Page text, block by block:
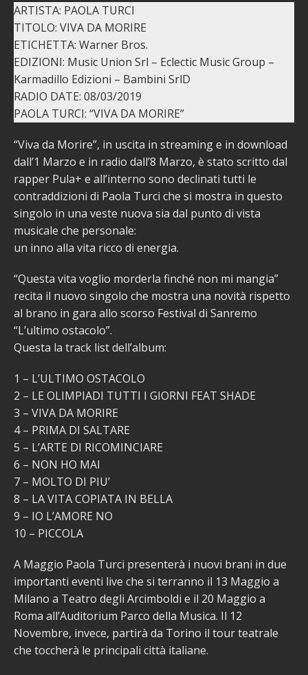
ARTISTA: PAOLA TURCI
TITOLO: VIVA DA MORIRE
ETICHETTA: Warner Bros.
EDIZIONI: Music Union Srl – Eclectic Music Group –
Karmadillo Edizioni – Bambini SrlD
RADIO DATE: 08/03/2019
PAOLA TURCI: “VIVA DA MORIRE”
“Viva da Morire”, in uscita in streaming e in download
dall’1 Marzo e in radio dall’8 Marzo, è stato scritto dal
rapper Pula+ e all’interno sono declinati tutti le
contraddizioni di Paola Turci che si mostra in questo
singolo in una veste nuova sia dal punto di vista
musicale che personale:
un inno alla vita ricco di energia.
“Questa vita voglio morderla finché non mi mangia”
recita il nuovo singolo che mostra una novità rispetto
al brano in gara allo scorso Festival di Sanremo
“L’ultimo ostacolo”.
Questa la track list dell’album:
1 – L’ULTIMO OSTACOLO
2 – LE OLIMPIADI TUTTI I GIORNI FEAT SHADE
3 – VIVA DA MORIRE
4 – PRIMA DI SALTARE
5 – L’ARTE DI RICOMINCIARE
6 – NON HO MAI
7 – MOLTO DI PIU’
8 – LA VITA COPIATA IN BELLA
9 – IO L’AMORE NO
10 – PICCOLA
A Maggio Paola Turci presenterà i nuovi brani in due
importanti eventi live che si terranno il 13 Maggio a
Milano a Teatro degli Arcimboldi e il 20 Maggio a
Roma all’Auditorium Parco della Musica. Il 12
Novembre, invece, partirà da Torino il tour teatrale
che toccherà le principali città italiane.